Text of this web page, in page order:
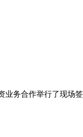
务合作举行了现场签